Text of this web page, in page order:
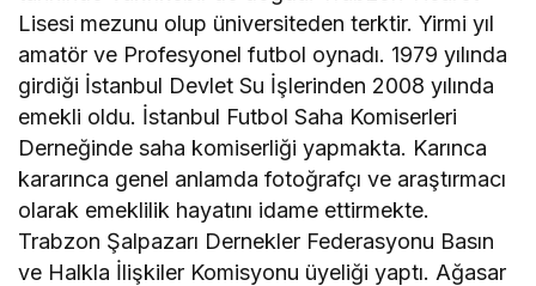
Lisesi mezunu olup üniversiteden terktir. Yirmi yıl
amatör ve Profesyonel futbol oynadı. 1979 yılında
girdiği İstanbul Devlet Su İşlerinden 2008 yılında
emekli oldu. İstanbul Futbol Saha Komiserleri
Derneğinde saha komiserliği yapmakta. Karınca
kararınca genel anlamda fotoğrafçı ve araştırmacı
olarak emeklilik hayatını idame ettirmekte.
Trabzon Şalpazarı Dernekler Federasyonu Basın
ve Halkla İlişkiler Komisyonu üyeliği yaptı. Ağasar